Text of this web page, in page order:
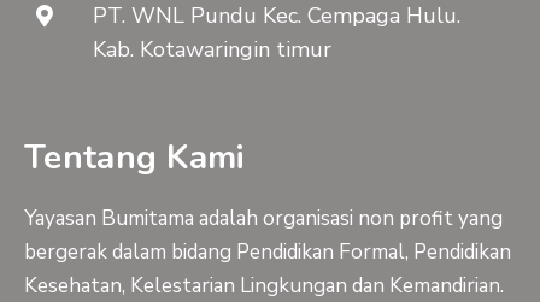
PT. WNL Pundu Kec. Cempaga Hulu.
Kab. Kotawaringin timur
Tentang Kami
Yayasan Bumitama adalah organisasi non profit yang
bergerak dalam bidang Pendidikan Formal, Pendidikan
Kesehatan, Kelestarian Lingkungan dan Kemandirian.